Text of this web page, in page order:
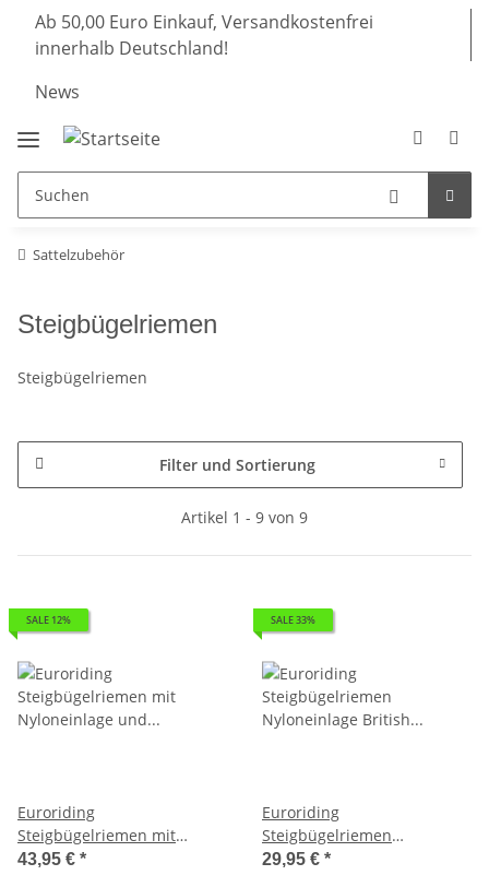
Ab 50,00 Euro Einkauf, Versandkostenfrei
innerhalb Deutschland!
News
Sattelzubehör
Steigbügelriemen
Steigbügelriemen
Filter und Sortierung
Artikel 1 - 9 von 9
SALE 12%
Euroriding
Steigbügelriemen mit
Nyloneinlage und
43,95 € *
SALE 33%
Euroriding
Steigbügelriemen
Nyloneinlage British Line
29,95 € *